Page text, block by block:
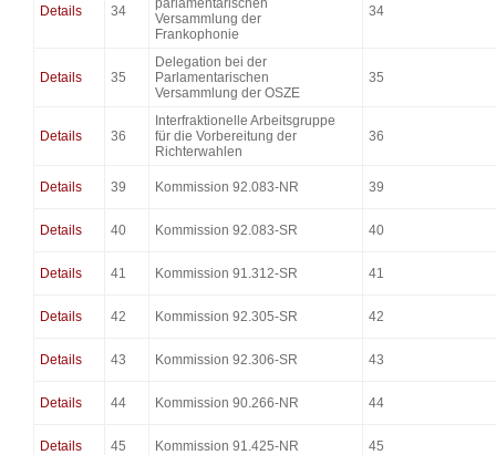
Details 34
parlamentarischen
Versammlung der
Frankophonie
34
Details 35
Delegation bei der
Parlamentarischen
Versammlung der OSZE
35
Details 36
Interfraktionelle Arbeitsgruppe
für die Vorbereitung der
Richterwahlen
36
Details 39 Kommission 92.083-NR 39
Details 40 Kommission 92.083-SR 40
Details 41 Kommission 91.312-SR 41
Details 42 Kommission 92.305-SR 42
Details 43 Kommission 92.306-SR 43
Details 44 Kommission 90.266-NR 44
Details 45 Kommission 91.425-NR 45